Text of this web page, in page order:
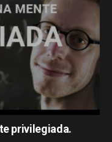
privilegiada.